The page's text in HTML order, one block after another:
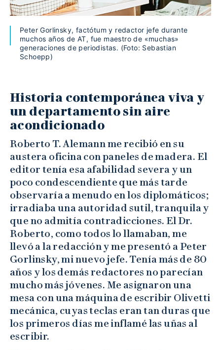
Peter Gorlinsky, factótum y redactor jefe durante
muchos años de AT, fue maestro de «muchas»
generaciones de periodistas. (Foto: Sebastian
Schoepp)
Historia contemporánea viva y
un departamento sin aire
acondicionado
Roberto T. Alemann me recibió en su
austera oficina con paneles de madera. El
editor tenía esa afabilidad severa y un
poco condescendiente que más tarde
observaría a menudo en los diplomáticos;
irradiaba una autoridad sutil, tranquila y
que no admitía contradicciones. El Dr.
Roberto, como todos lo llamaban, me
llevó a la redacción y me presentó a Peter
Gorlinsky, mi nuevo jefe. Tenía más de 80
años y los demás redactores no parecían
mucho más jóvenes. Me asignaron una
mesa con una máquina de escribir Olivetti
mecánica, cuyas teclas eran tan duras que
los primeros días me inflamé las uñas al
escribir.